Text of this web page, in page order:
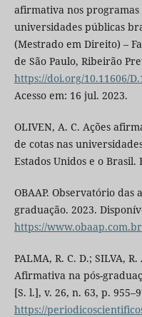
afirmativa nos programas
universidades públicas
(Mestrado em Direito) –
de São Paulo, Ribeirão
https://doi.org/10.11606/
Acesso em: 16 jul. 2023.
OLIVEN, A. C. Ações
de cotas nas
Estados Unidos e o Brasil.
OBAAP. Observatório das
graduação. 2023.
https://
PALMA, R. C. D.; SILVA,
Afirmativa na pós-
[S. l.], v. 26, n. 63, p.
https://